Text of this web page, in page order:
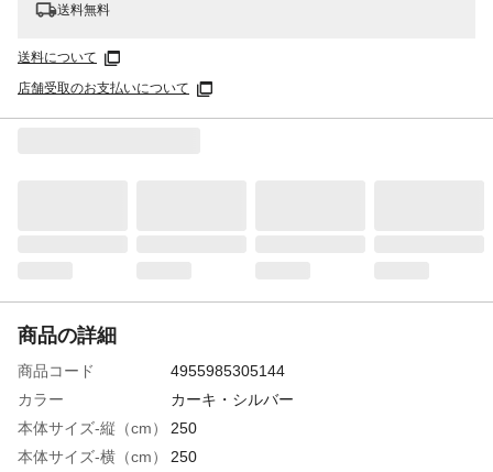
送料無料
送料について
店舗受取のお支払いについて
商品の詳細
商品コード
4955985305144
カラー
カーキ・シルバー
本体サイズ-縦（cm）
250
本体サイズ-横（cm）
250